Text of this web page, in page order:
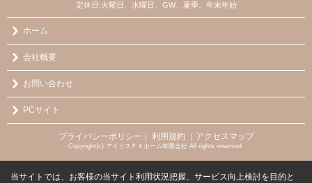
定休日:火曜日、水曜日、GW、夏季、年末年始
ホーム
会社概要
お問い合わせ
PCサイト
プライバシーポリシー 利用規約 ｜アクセスマップ
Copyright(c) アイリスＦＡホーム有限会社 All rights reserved.
当サイトでは、お客様の当サイト利用状況把握、サービス向上検討を目的と